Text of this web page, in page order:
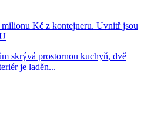
Kč z kontejneru. Uvnitř jsou
skrývá prostornou kuchyň, dvě
je laděn...